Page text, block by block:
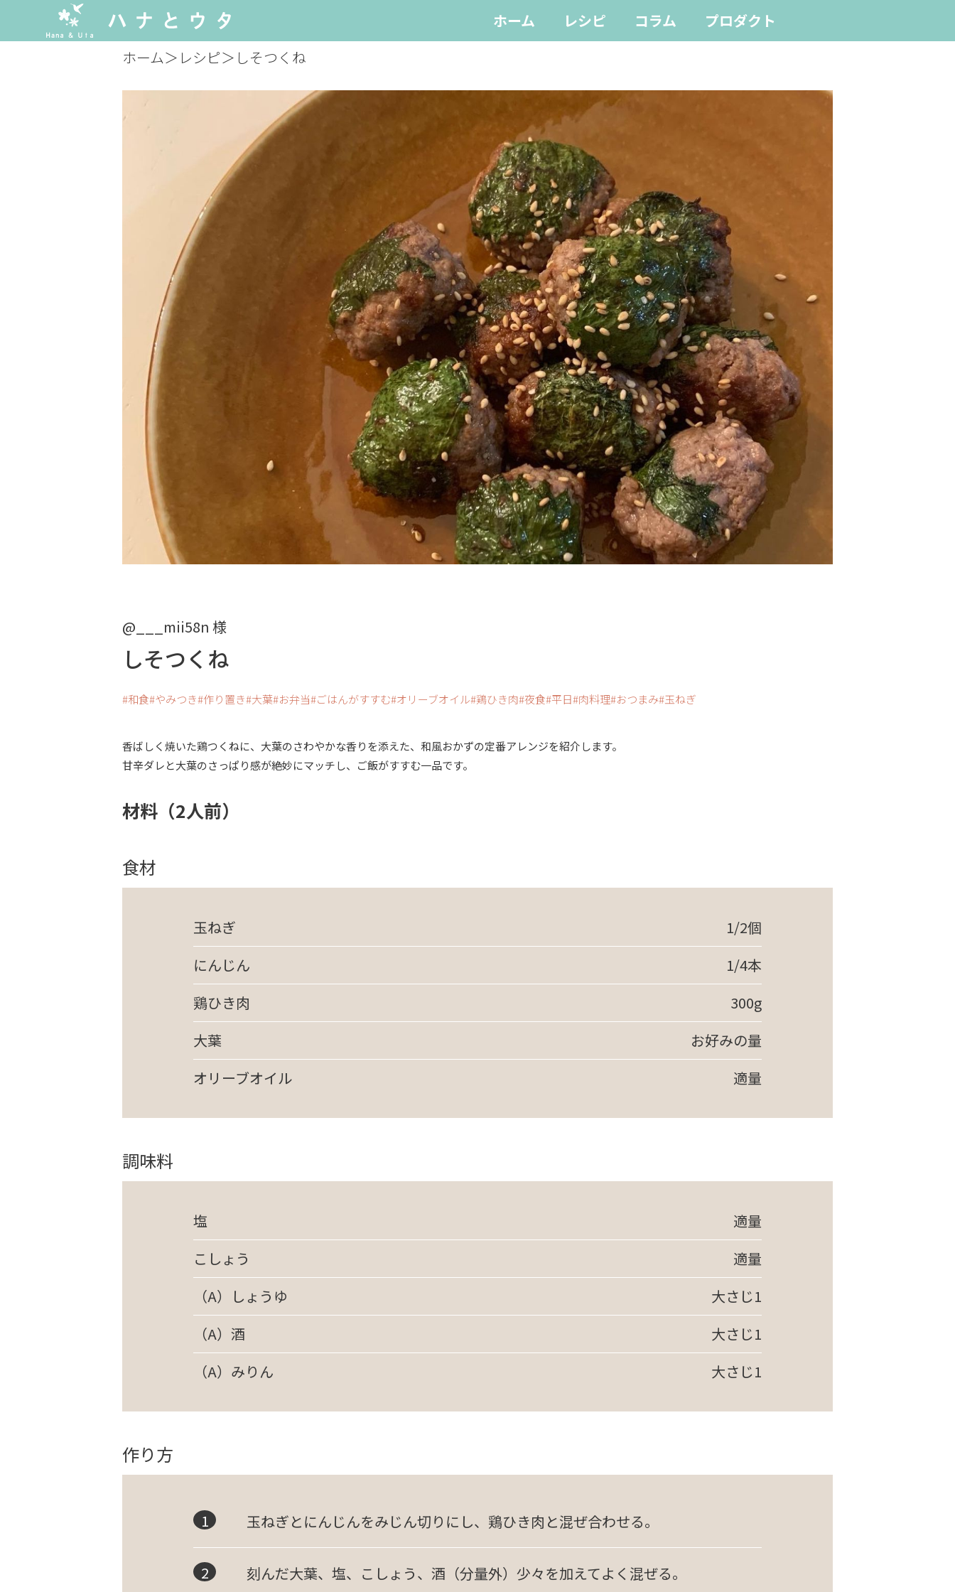
ホーム レシピ コラム
プロダクト
ホーム＞ レシピ＞ しそつくね
@___mii58n 様
しそつくね
和食 やみつき 作り置き 大葉 お弁当 ごはんがすすむ オリーブオイル 鶏ひき肉 夜食 平日 肉料理 おつまみ 玉ねぎ
香ばしく焼いた鶏つくねに、大葉のさわやかな香りを添えた、和風おかずの定番アレンジを紹介します。
甘辛ダレと大葉のさっぱり感が絶妙にマッチし、ご飯がすすむ一品です。
材料（2人前）
食材
玉ねぎ
1/2個
にんじん
1/4本
鶏ひき肉
300g
大葉
お好みの量
オリーブオイル
適量
調味料
塩
適量
こしょう
適量
（A）しょうゆ
大さじ1
（A）酒
大さじ1
（A）みりん
大さじ1
作り方
玉ねぎとにんじんをみじん切りにし、鶏ひき肉と混ぜ合わせる。
刻んだ大葉、塩、こしょう、酒（分量外）少々を加えてよく混ぜる。